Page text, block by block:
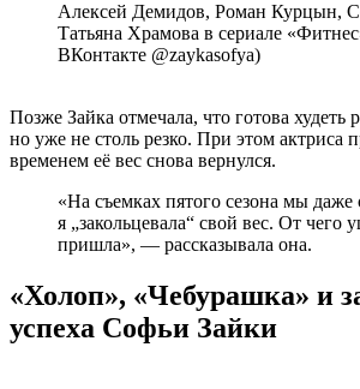
Алексей Демидов, Роман Курцын,
Татьяна Храмова в сериале
ВКонтакте @zaykasofya)
Позже Зайка отмечала, что готова худеть
но уже не столь резко. При этом актриса
временем её вес снова вернулся.
«На съемках пятого сезона мы даже
я „закольцевала“ свой вес. От чего
пришла», — рассказывала она.
«Холоп», «Чебурашка» и
успеха Софьи Зайки